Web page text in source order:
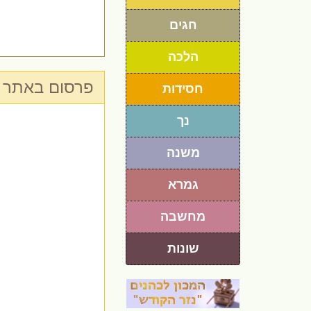
חגים
הלכה
חסידות
נך
משנה
גמרא
מחשבה
שונות
פרסום באתר